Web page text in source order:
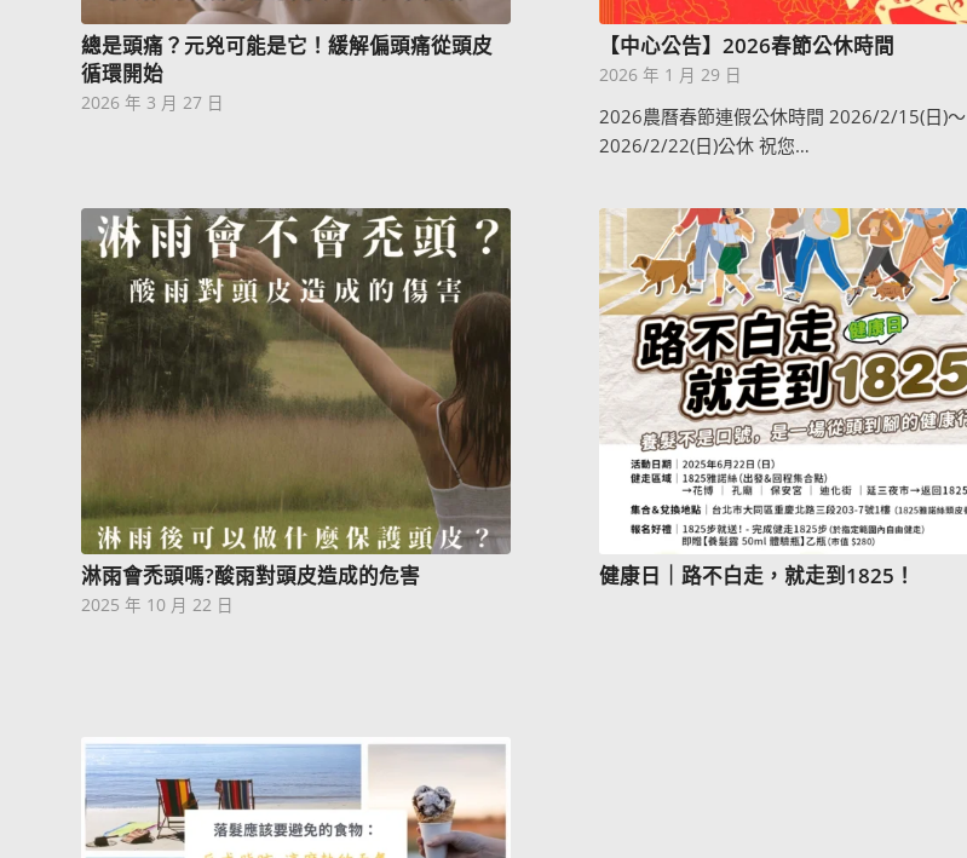
總是頭痛？元兇可能是它！緩解偏頭痛從頭皮
循環開始
2026 年 3 月 27 日
【中心公告】2026春節公休時間
2026 年 1 月 29 日
2026農曆春節連假公休時間 2026/2/15(日)～
2026/2/22(日)公休 祝您…
淋雨會禿頭嗎?酸雨對頭皮造成的危害
2025 年 10 月 22 日
健康日｜路不白走，就走到1825！